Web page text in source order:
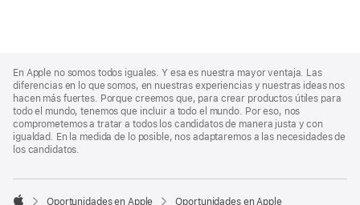
Footer
En Apple no somos todos iguales. Y esa es nuestra mayor ventaja. Las
diferencias en lo que somos, en nuestras experiencias y nuestras ideas nos
hacen más fuertes. Porque creemos que, para crear productos útiles para
todo el mundo, tenemos que incluir a todo el mundo. Por eso, nos
comprometemos a tratar a todos los candidatos de manera justa y con
igualdad. En la medida de lo posible, nos adaptaremos a las necesidades de
los candidatos.

Oportunidades en Apple Oportunidades en Apple